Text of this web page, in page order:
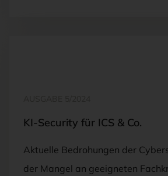
KI-Security für ICS & Co.
Aktuelle Bedrohungen der
der Mangel an geeigneten